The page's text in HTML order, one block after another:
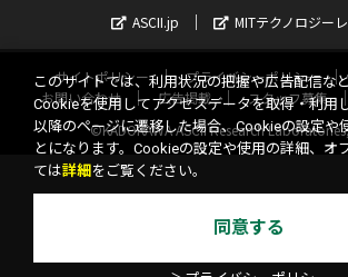
ASCII.jp
MITテクノロジー
サイトポリシー プライバシーポリシー
お問い合わせ
広告掲載 スタッフ募集
©KADOKAWA ASCII Research
このサイトでは、利用状況の把握や広告配信な
Cookieを使用してアクセスデータを取得・利用
以降のページに遷移した場合、Cookieの設定や
とになります。Cookieの設定や使用の詳細、オ
ては詳細 をご覧ください。
同意する